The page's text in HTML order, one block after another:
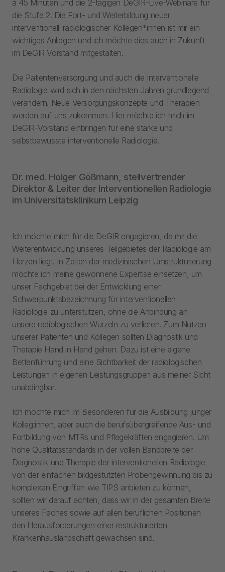
à 45 Minuten und die 2-tägigen DeGIR-Live-Webinare für
die Stufe 2. Die Fort- und Weiterbildung neuer
interventionell-radiologischer Kollegen*innen ist mir ein
wichtiges Anliegen und ich möchte dies auch in Zukunft
im DeGIR Vorstand mitgestalten.
Die Patientenversorgung und auch die Interventionelle
Radiologie wird sich in den nächsten Jahren grundlegend
verändern. Neue Versorgungskonzepte und Therapien
werden auf uns zukommen. Hier möchte ich mich im
DeGIR-Vorstand einbringen für eine starke und
selbstbewusste interventionelle Radiologie.
Dr. med. Holger Gößmann, stellvertrender
Direktor & Leiter der Interventionellen Radiologie
im Universitätsklinikum Leipzig
Ich möchte mich für die DeGIR engagieren, da mir die
Weiterentwicklung unseres Teilgebietes der Radiologie am
Herzen liegt. In Zeiten der medizinischen Umstrukturierung
möchte ich meine gewonnene Expertise einsetzen, um
unser Fachgebiet bei der Entwicklung einer
Schwerpunktsbezeichnung für interventionellen
Radiologie zu unterstützen, ohne die Anbindung an
unsere radiologischen Wurzeln zu verlieren. Zum Nutzen
unserer Patienten und Kollegen sollten Diagnostik und
Therapie Hand in Hand gehen. Dazu ist eine eigene
Bettenführung und eine Sichtbarkeit der radiologischen
Leistungen in eigenen Leistungsgruppen aus meiner Sicht
unabdingbar.
Ich möchte mich im Besonderen für die Ausbildung junger
Kolleg:innen, aber auch die berufsübergreifende Aus- und
Fortbildung von MTRs und Pflegekräften engagieren. Um
hohe Qualitätsstandards in der vollen Bandbreite der
Diagnostik und Therapie der interventionellen Radiologie
von der einfachen bildgestützten Probengewinnung bis zu
komplexen Eingriffen wie TIPS anbieten zu können,
sollten wir darauf achten, dass wir in der gesamten Breite
unseres Faches sowie auf allen beruflichen Positionen
den Herausforderungen einer restrukturierten
Krankenhauslandschaft gewachsen sind.